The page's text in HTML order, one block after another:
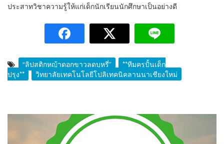
ประสาทวิชาความรู้ให้แก่เด็กนักเรียนนักศึกษาเป็นอย่างดี
“ลิปสติกหญ้าดอกขาวลดบุหรี่”
**ทีมครูปั้นเด็ก
ปรุง**
วิทยาลัยเทคโนโลยีโปลิเทคนิคลานนาเชียงใหม่